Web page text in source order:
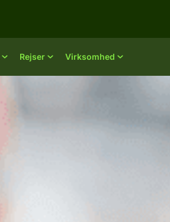
Rejser Virksomhed